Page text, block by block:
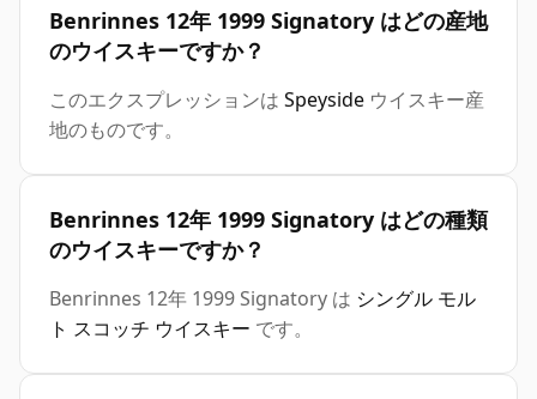
Benrinnes 12年 1999 Signatory はどの産地
のウイスキーですか？
このエクスプレッションは Speyside ウイスキー産
地のものです。
Benrinnes 12年 1999 Signatory はどの種類
のウイスキーですか？
Benrinnes 12年 1999 Signatory は シングル モル
ト スコッチ ウイスキー です。